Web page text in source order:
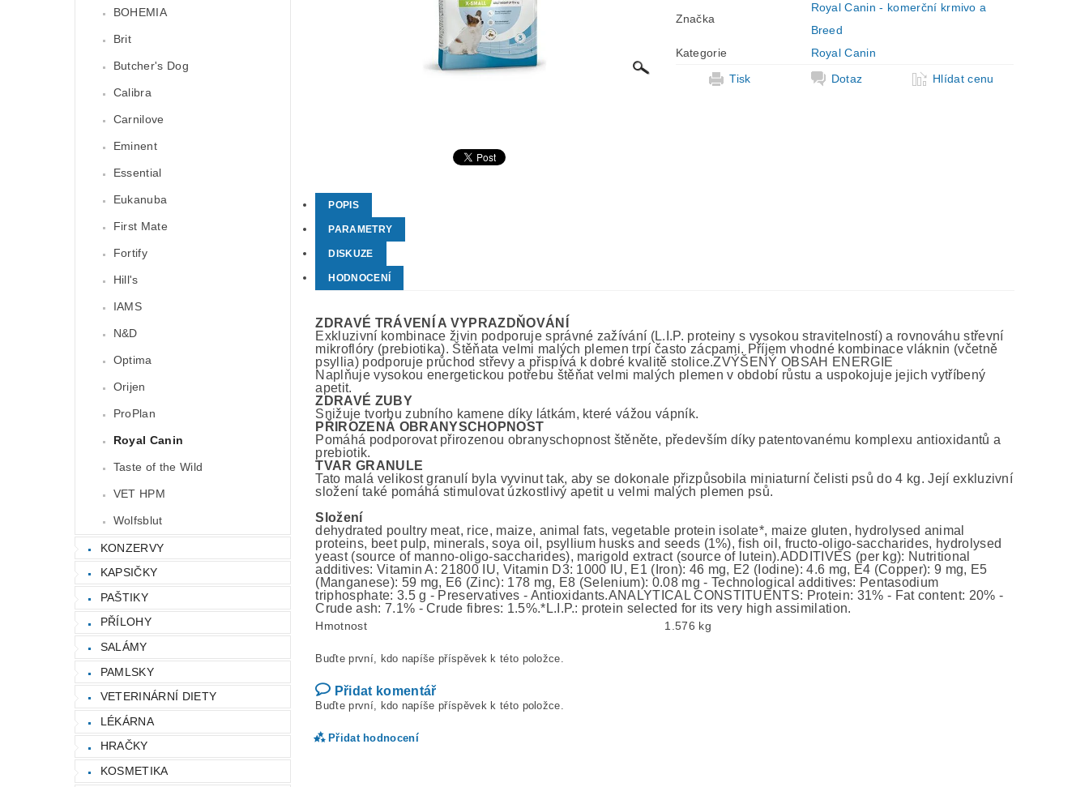
BOHEMIA
Brit
Butcher's Dog
Calibra
Carnilove
Eminent
Essential
Eukanuba
First Mate
Fortify
Hill's
IAMS
N&D
Optima
Orijen
ProPlan
Royal Canin
Taste of the Wild
VET HPM
Wolfsblut
KONZERVY
KAPSIČKY
PAŠTIKY
PŘÍLOHY
SALÁMY
PAMLSKY
VETERINÁRNÍ DIETY
LÉKÁRNA
HRAČKY
KOSMETIKA
Značka
Royal Canin - komerční krmivo a
Breed
Kategorie
Royal Canin
Tisk
Dotaz Hlídat cenu
POPIS
PARAMETRY
DISKUZE
HODNOCENÍ
ZDRAVÉ TRÁVENÍ A VYPRAZDŇOVÁNÍ
Exkluzivní kombinace živin podporuje správné zažívání (L.I.P. proteiny s vysokou stravitelností) a rovnováhu střevní
mikroflóry (prebiotika). Štěňata velmi malých plemen trpí často zácpami. Příjem vhodné kombinace vláknin (včetně
psyllia) podporuje průchod střevy a přispívá k dobré kvalitě stolice.ZVÝŠENÝ OBSAH ENERGIE
Naplňuje vysokou energetickou potřebu štěňat velmi malých plemen v období růstu a uspokojuje jejich vytříbený
apetit.
ZDRAVÉ ZUBY
Snižuje tvorbu zubního kamene díky látkám, které vážou vápník.
PŘIROZENÁ OBRANYSCHOPNOST
Pomáhá podporovat přirozenou obranyschopnost štěněte, především díky patentovanému komplexu antioxidantů a
prebiotik.
TVAR GRANULE
Tato malá velikost granulí byla vyvinut tak, aby se dokonale přizpůsobila miniaturní čelisti psů do 4 kg. Její exkluzivní
složení také pomáhá stimulovat úzkostlivý apetit u velmi malých plemen psů.
Složení
dehydrated poultry meat, rice, maize, animal fats, vegetable protein isolate*, maize gluten, hydrolysed animal
proteins, beet pulp, minerals, soya oil, psyllium husks and seeds (1%), fish oil, fructo-oligo-saccharides, hydrolysed
yeast (source of manno-oligo-saccharides), marigold extract (source of lutein).ADDITIVES (per kg): Nutritional
additives: Vitamin A: 21800 IU, Vitamin D3: 1000 IU, E1 (Iron): 46 mg, E2 (Iodine): 4.6 mg, E4 (Copper): 9 mg, E5
(Manganese): 59 mg, E6 (Zinc): 178 mg, E8 (Selenium): 0.08 mg - Technological additives: Pentasodium
triphosphate: 3.5 g - Preservatives - Antioxidants.ANALYTICAL CONSTITUENTS: Protein: 31% - Fat content: 20% -
Crude ash: 7.1% - Crude fibres: 1.5%.*L.I.P.: protein selected for its very high assimilation.
Hmotnost 1.576 kg
Buďte první, kdo napíše příspěvek k této položce.
Přidat komentář
Buďte první, kdo napíše příspěvek k této položce.
Přidat hodnocení